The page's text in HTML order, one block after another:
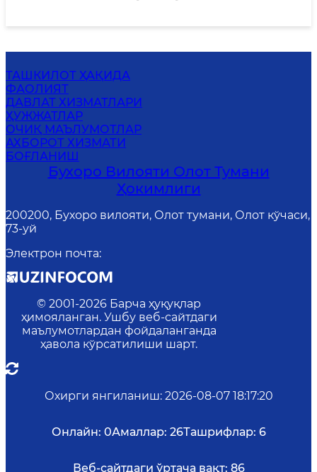
ТАШКИЛОТ ҲАҚИДА
ФАОЛИЯТ
ДАВЛАТ ХИЗМАТЛАРИ
ҲУЖЖАТЛАР
ОЧИҚ МАЪЛУМОТЛАР
АХБОРОТ ХИЗМАТИ
БОҒЛАНИШ
Бухоро Вилояти Олот Тумани
Ҳокимлиги
200200, Бухоро вилояти, Олот тумани, Олот кўчаси,
73-уй
Электрон почта:
© 2001-2026 Барча ҳуқуқлар
ҳимояланган. Ушбу веб-сайтдаги
маълумотлардан фойдаланганда
ҳавола кўрсатилиши шарт.
Охирги янгиланиш: 2026-08-07 18:17:20
Онлайн: 0Амаллар: 26Ташрифлар: 6
Веб-сайтдаги ўртача вақт: 86